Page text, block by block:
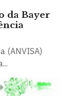
da Bayer
(ANVISA)